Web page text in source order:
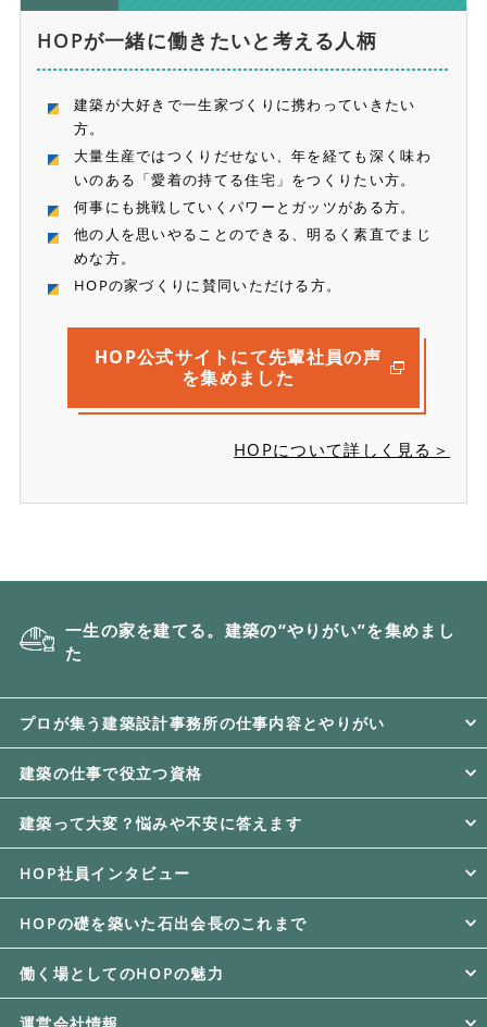
HOPが一緒に働きたいと考える人柄
建築が大好きで一生家づくりに携わっていきたい
方。
大量生産ではつくりだせない、年を経ても深く味わ
いのある「愛着の持てる住宅」をつくりたい方。
何事にも挑戦していくパワーとガッツがある方。
他の人を思いやることのできる、明るく素直でまじ
めな方。
HOPの家づくりに賛同いただける方。
HOP公式サイトにて先輩社員の声
を集めました
HOPについて詳しく見る＞
一生の家を建てる。建築の“やりがい”を集めまし
た
プロが集う建築設計事務所の仕事内容とやりがい
建築の仕事で役立つ資格
建築って大変？悩みや不安に答えます
HOP社員インタビュー
HOPの礎を築いた石出会長のこれまで
働く場としてのHOPの魅力